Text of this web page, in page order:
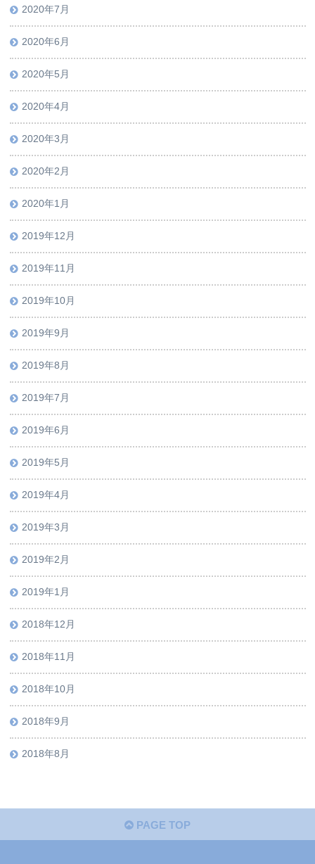
2020年7月
2020年6月
2020年5月
2020年4月
2020年3月
2020年2月
2020年1月
2019年12月
2019年11月
2019年10月
2019年9月
2019年8月
2019年7月
2019年6月
2019年5月
2019年4月
2019年3月
2019年2月
2019年1月
2018年12月
2018年11月
2018年10月
2018年9月
2018年8月
PAGE TOP